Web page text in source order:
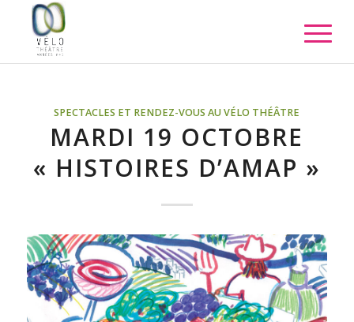
SPECTACLES ET RENDEZ-VOUS AU VÉLO THÉÂTRE
MARDI 19 OCTOBRE
« HISTOIRES D’AMAP »